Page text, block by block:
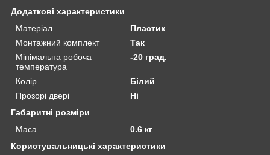
Додаткові характеристики
Матеріал
Пластик
Монтажний комплект
Так
Мінімальна робоча
температура
-20 град.
Колір
Білий
Прозорі двері
Ні
Габаритні розміри
Маса
0.6 кг
Користувальницькі характеристики